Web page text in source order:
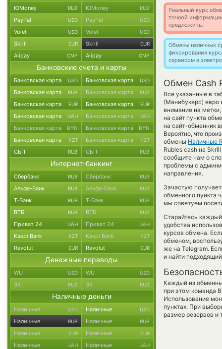
Реальный курс
точной
предложить.
Обмены наличных
фиксирования
сервисом в
Обмен Cash
Все указанные в
(Манибукерс) евро
внимание на
на сайт пункта
на сайт-обменник
Вероятно, что
обмены Наличные
Rubles cash на
сообщите нам о
проблемы с
направления.
Зачастую
обменного пункта
мы советуем
Старайтесь
удобства
курсов обмена.
обменом,
же на Telegram.
и найти
Каждый из
при этом команда
Использование
пунктах. При
размер резервов и
ЮMoney RUB ЮMoney RUB
PayPal USD PayPal USD
Volet USD Volet USD
Skrill EUR Skrill EUR
Alipay CNY Alipay CNY
Банковские счета и карты
Банковская карта USD Банковская карта USD
Банковская карта RUB Банковская карта RUB
Банковская карта EUR Банковская карта EUR
Банковская карта UAH Банковская карта UAH
Банковская карта BYN Банковская карта BYN
Банковская карта KZT Банковская карта KZT
СБП RUB СБП RUB
Интернет-банкинг
Сбербанк RUB Сбербанк RUB
Альфа-Банк RUB Альфа-Банк RUB
Т-Банк RUB Т-Банк RUB
ВТБ RUB ВТБ RUB
Приват 24 UAH Приват 24 UAH
Kaspi Bank KZT Kaspi Bank KZT
Revolut EUR Revolut EUR
Денежные переводы
WU USD WU USD
ЗК RUB ЗК RUB
Наличные деньги
Наличные USD Наличные USD
Наличные RUB Наличные RUB
Наличные EUR Наличные EUR
Наличные UAH Наличные UAH